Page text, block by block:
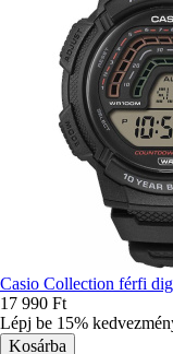
Casio Collection férfi
17 990 Ft
Lépj be 15%